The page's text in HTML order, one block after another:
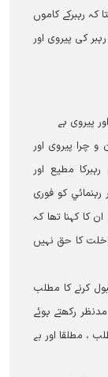
رہبرکے کاموں
کی پیروی اور
پیروی ہے
چرا پیروی اور
مطیع اور
رہنمائي کو فوری
کا کہنا تھا کہ
کا حق نہیں
کرنے کا مطلب
رکھتے ہوئے
، مطلقا اور بے